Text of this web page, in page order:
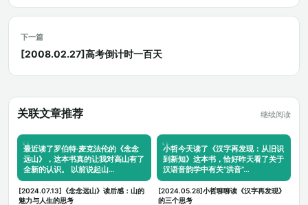
下一篇
[2008.02.27]高考倒计时一百天
关联文章推荐 继续阅读
最近读了罗伯特·麦克法伦的《念念
远山》，这本书真的让我对高山有了
全新的认识。 以前说起山…
[2024.07.13]《念念远山》读后感：山的
魅力与人生的思考
小哲今天读了《汉字再发现：从旧识
到新知》这本书，恰好昨天看了关于
汉语音韵学中有关“洪音”…
[2024.05.28]小哲聊聊读《汉字再发现》
的三个思考